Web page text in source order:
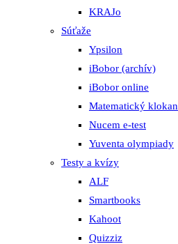
KRAJo
Súťaže
Ypsilon
iBobor (archív)
iBobor online
Matematický klokan
Nucem e-test
Yuventa olympiady
Testy a kvízy
ALF
Smartbooks
Kahoot
Quizziz